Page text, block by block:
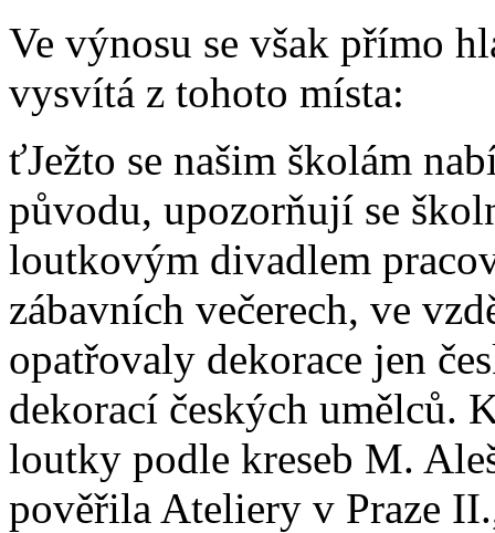
Ve výnosu se však přímo
vysvítá z tohoto místa:
ťJežto se našim školám
původu, upozorňují se
loutkovým divadlem
zábavních večerech, ve
opatřovaly dekorace jen
dekorací českých umělců.
loutky podle kreseb M.
pověřila Ateliery v Praze